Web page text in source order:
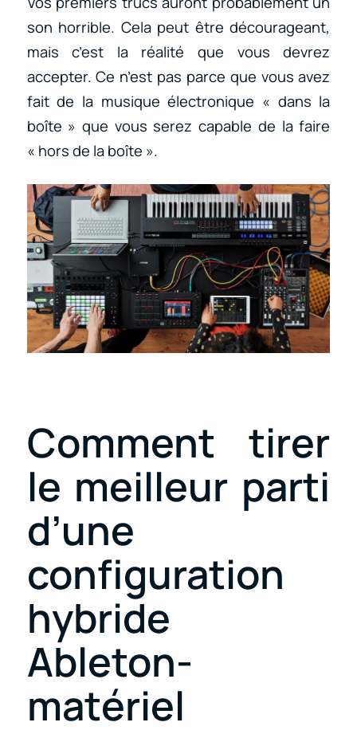
son horrible. Cela peut être décourageant,
mais c’est la réalité que vous devrez
accepter. Ce n’est pas parce que vous avez
fait de la musique électronique « dans la
boîte » que vous serez capable de la faire
« hors de la boîte ».
Comment tirer
le meilleur parti
d’une
configuration
hybride
Ableton-
matériel